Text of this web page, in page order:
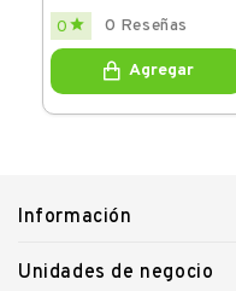
Price
0  0 Reseñas
Agregar
Información
Unidades de negocio